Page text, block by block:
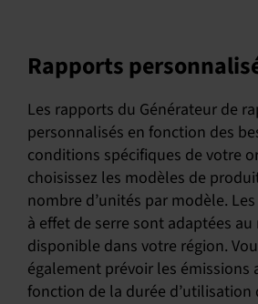
Rapports
Les rapports du Générateur de
personnalisés en fonction des
conditions spécifiques de votre
choisissez les modèles de
nombre d’unités par modèle.
à effet de serre sont adaptées
disponible dans votre région.
également prévoir les émissions
fonction de la durée d’utilisation